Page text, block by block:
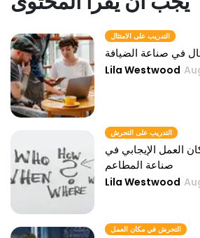
التدريب على الامتثال
في صناعة الضيافة
Lila Westwood
التدريب على التحرش
العمل الإيجابي في
صناعة المطاعم
Lila Westwood
التحرش في مكان العمل